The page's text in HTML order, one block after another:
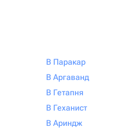
В Паракар
В Аргаванд
В Гетапня
В Геханист
В Ариндж